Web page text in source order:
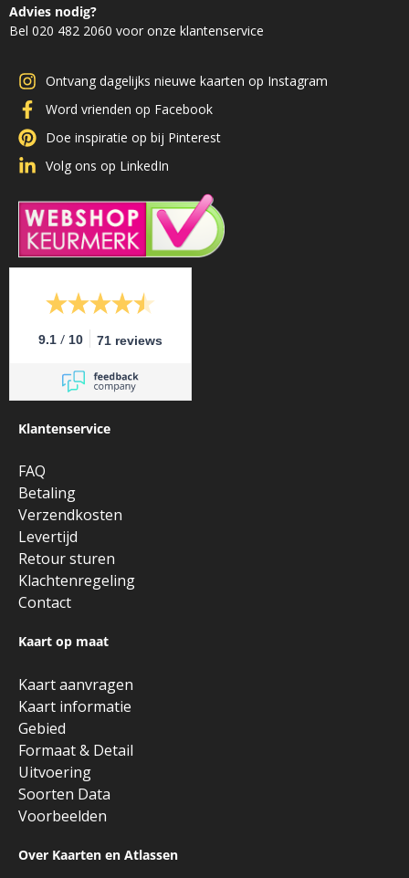
Advies nodig?
Bel 020 482 2060 voor onze klantenservice
Ontvang dagelijks nieuwe kaarten op Instagram
Word vrienden op Facebook
Doe inspiratie op bij Pinterest
Volg ons op LinkedIn
9.1 / 10 71 reviews
Klantenservice
FAQ
Betaling
Verzendkosten
Levertijd
Retour sturen
Klachtenregeling
Contact
Kaart op maat
Kaart aanvragen
Kaart informatie
Gebied
Formaat & Detail
Uitvoering
Soorten Data
Voorbeelden
Over Kaarten en Atlassen